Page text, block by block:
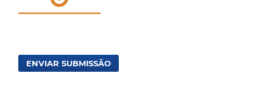
ENVIAR SUBMISSÃO